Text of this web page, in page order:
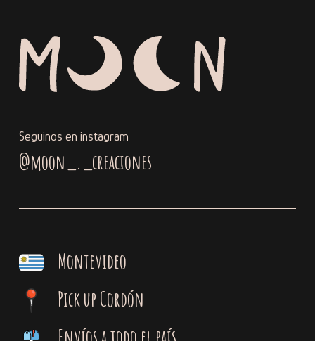
Subtotal:
Seguinos en instagram
@moon_._creaciones
Montevideo
Pick up Cordón